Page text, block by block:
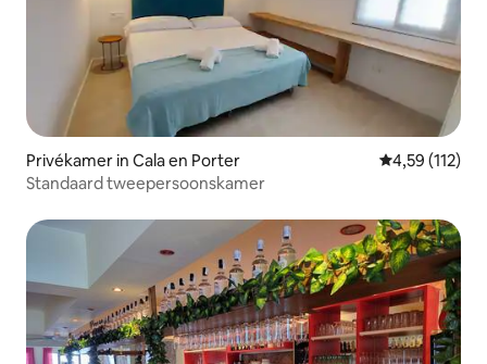
Privékamer in Cala en Porter Gemiddelde
4,59 (112)
Standaard tweepersoonskamer